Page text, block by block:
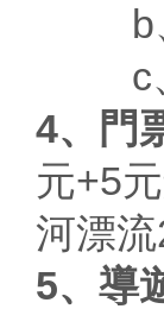
b、
c、
4、門
元+5
河漂
5、導